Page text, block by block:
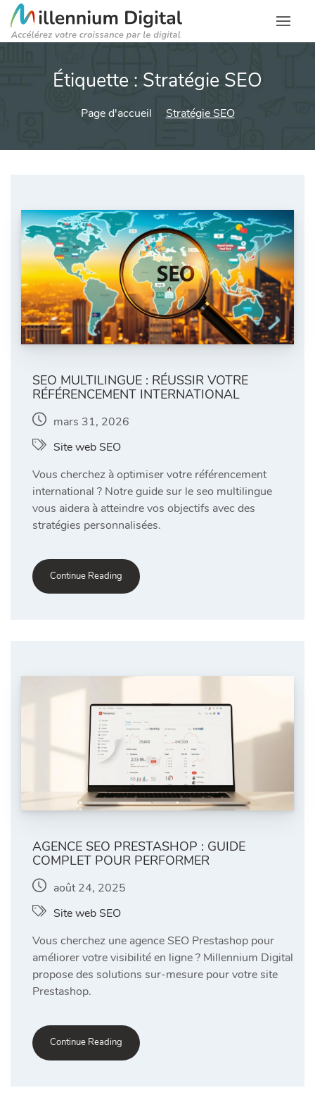
Étiquette : Stratégie SEO
Page d'accueil Stratégie SEO
SEO MULTILINGUE : RÉUSSIR VOTRE
RÉFÉRENCEMENT INTERNATIONAL
mars 31, 2026
Site web SEO
Vous cherchez à optimiser votre référencement
international ? Notre guide sur le seo multilingue
vous aidera à atteindre vos objectifs avec des
stratégies personnalisées.
Continue Reading
AGENCE SEO PRESTASHOP : GUIDE
COMPLET POUR PERFORMER
août 24, 2025
Site web SEO
Vous cherchez une agence SEO Prestashop pour
améliorer votre visibilité en ligne ? Millennium Digital
propose des solutions sur-mesure pour votre site
Prestashop.
Continue Reading